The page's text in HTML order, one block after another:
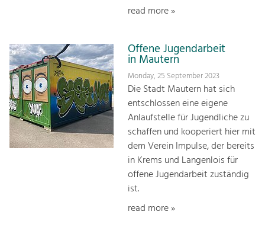
read more »
Offene Jugendarbeit
in Mautern
Monday, 25 September 2023
Die Stadt Mautern hat sich
entschlossen eine eigene
Anlaufstelle für Jugendliche zu
schaffen und kooperiert hier mit
dem Verein Impulse, der bereits
in Krems und Langenlois für
offene Jugendarbeit zuständig
ist.
read more »